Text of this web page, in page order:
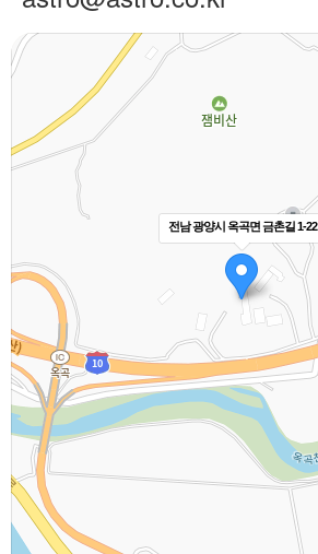
전남 광양시 옥곡면 금촌길 1-22